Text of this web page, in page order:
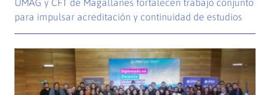
UMAG y CFT de Magallanes fortalecen trabajo conjunto
para impulsar acreditación y continuidad de estudios